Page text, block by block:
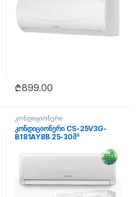
₾899.00
კონდიციონერი
კონდიციონერი CS-25V3G-
B181AY8B 25-30მ²